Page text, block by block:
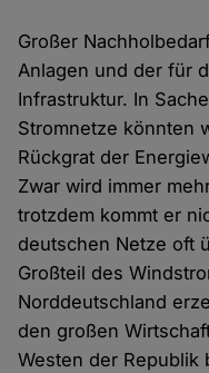
Großer
Anlagen und der für
Infrastruktur. In
Stromnetze könnten
Rückgrat der
Zwar wird immer
trotzdem kommt er
deutschen Netze oft
Großteil des
Norddeutschland
den großen
Westen der Republik